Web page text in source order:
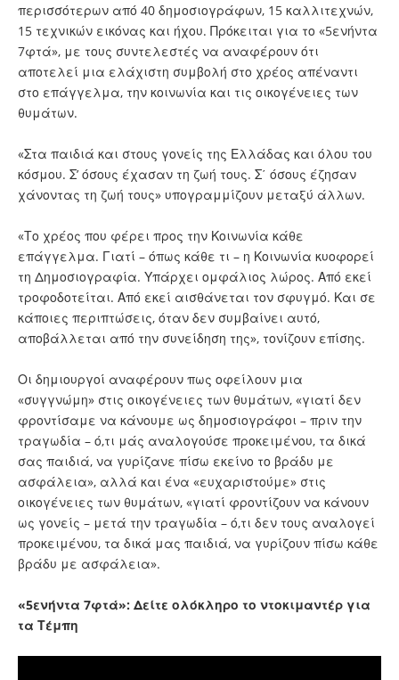
περισσότερων από 40 δημοσιογράφων, 15 καλλιτεχνών,
15 τεχνικών εικόνας και ήχου. Πρόκειται για το «5ενήντα
7φτά», με τους συντελεστές να αναφέρουν ότι
αποτελεί μια ελάχιστη συμβολή στο χρέος απέναντι
στο επάγγελμα, την κοινωνία και τις οικογένειες των
θυμάτων.
«Στα παιδιά και στους γονείς της Ελλάδας και όλου του
κόσμου. Σ’ όσους έχασαν τη ζωή τους. Σ΄ όσους έζησαν
χάνοντας τη ζωή τους» υπογραμμίζουν μεταξύ άλλων.
«Το χρέος που φέρει προς την Κοινωνία κάθε
επάγγελμα. Γιατί – όπως κάθε τι – η Κοινωνία κυοφορεί
τη Δημοσιογραφία. Υπάρχει ομφάλιος λώρος. Από εκεί
τροφοδοτείται. Από εκεί αισθάνεται τον σφυγμό. Και σε
κάποιες περιπτώσεις, όταν δεν συμβαίνει αυτό,
αποβάλλεται από την συνείδηση της», τονίζουν επίσης.
Οι δημιουργοί αναφέρουν πως οφείλουν μια
«συγγνώμη» στις οικογένειες των θυμάτων, «γιατί δεν
φροντίσαμε να κάνουμε ως δημοσιογράφοι – πριν την
τραγωδία – ό,τι μάς αναλογούσε προκειμένου, τα δικά
σας παιδιά, να γυρίζανε πίσω εκείνο το βράδυ με
ασφάλεια», αλλά και ένα «ευχαριστούμε» στις
οικογένειες των θυμάτων, «γιατί φροντίζουν να κάνουν
ως γονείς – μετά την τραγωδία – ό,τι δεν τους αναλογεί
προκειμένου, τα δικά μας παιδιά, να γυρίζουν πίσω κάθε
βράδυ με ασφάλεια».
«5ενήντα 7φτά»: Δείτε ολόκληρο το ντοκιμαντέρ για
τα Τέμπη